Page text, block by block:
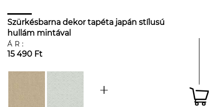
Szürkésbarna dekor tapéta japán stílusú
hullám mintával
ÁR:
15 490 Ft